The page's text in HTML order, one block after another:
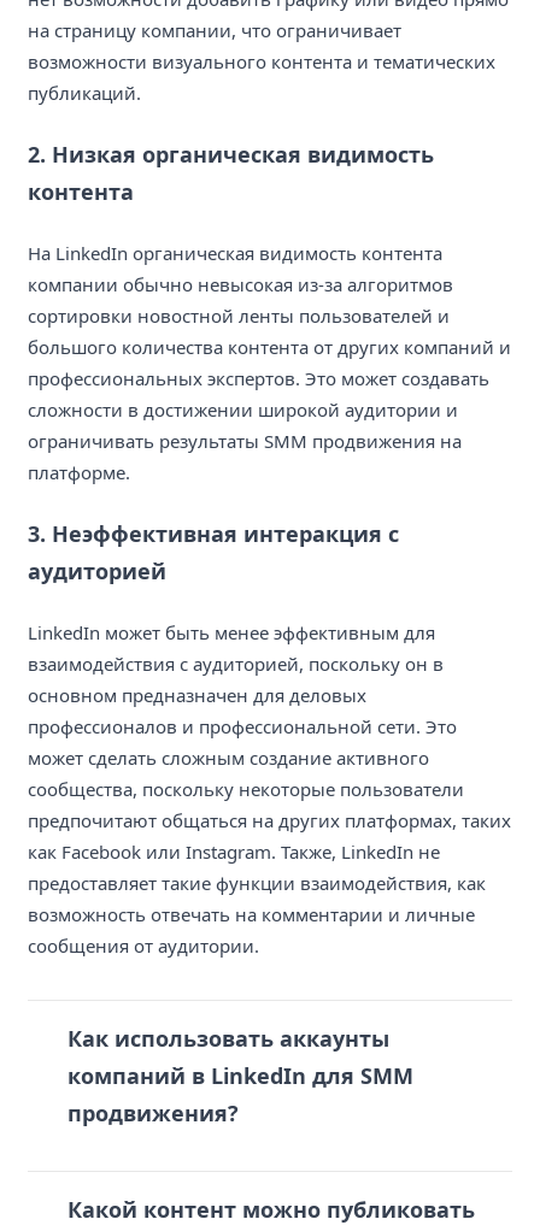
на страницу компании, что ограничивает
возможности визуального контента и тематических
публикаций.
2. Низкая органическая видимость
контента
На LinkedIn органическая видимость контента
компании обычно невысокая из-за алгоритмов
сортировки новостной ленты пользователей и
большого количества контента от других компаний и
профессиональных экспертов. Это может создавать
сложности в достижении широкой аудитории и
ограничивать результаты SMM продвижения на
платформе.
3. Неэффективная интеракция с
аудиторией
LinkedIn может быть менее эффективным для
взаимодействия с аудиторией, поскольку он в
основном предназначен для деловых
профессионалов и профессиональной сети. Это
может сделать сложным создание активного
сообщества, поскольку некоторые пользователи
предпочитают общаться на других платформах, таких
как Facebook или Instagram. Также, LinkedIn не
предоставляет такие функции взаимодействия, как
возможность отвечать на комментарии и личные
сообщения от аудитории.
Как использовать аккаунты
компаний в LinkedIn для SMM
продвижения?
Какой контент можно публиковать